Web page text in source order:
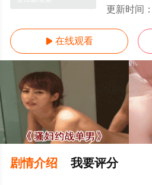
更新时间：
 在线观看
剧情介绍 我要评分